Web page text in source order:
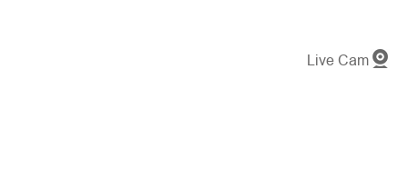
Live Cam